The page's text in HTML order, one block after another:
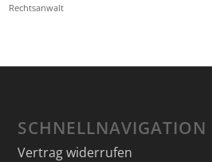
Rechtsanwalt
SCHNELLNAVIGATION
Vertrag widerrufen